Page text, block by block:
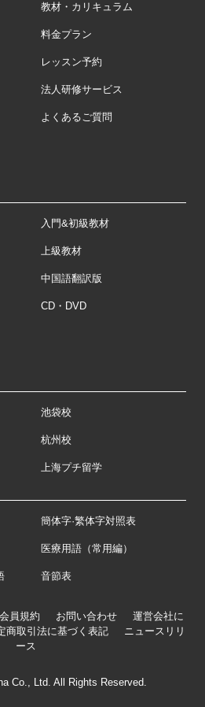
教材・カリキュラム
料金プラン
レッスン予約
法人研修サービス
よくあるご質問
入門&初級教材
上級教材
中国語翻訳版
CD・DVD
池袋校
杭州校
上海プチ留学
簡体字·繁体字対照表
医療用語（常用編）
音節表
会員規約 お問い合わせ
運営会社に
商取引法に基づく表記
ニュースリリ
ース
Co., Ltd. All Rights Reserved.